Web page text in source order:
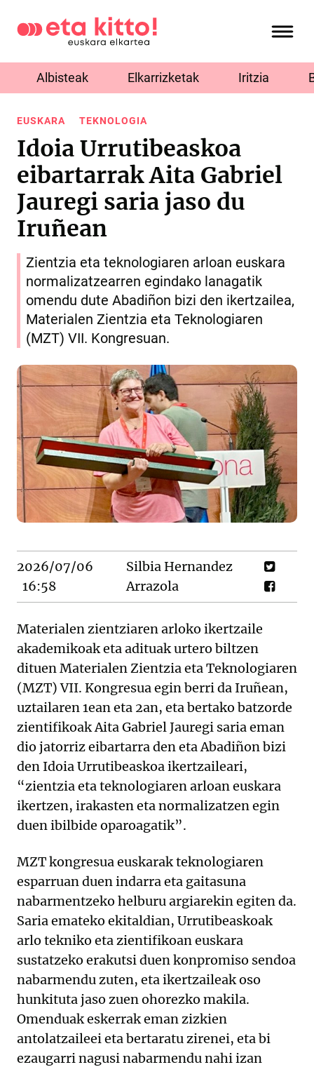
Albisteak Elkarrizketak Iritzia
EUSKARA TEKNOLOGIA
Idoia Urrutibeaskoa
eibartarrak Aita Gabriel
Jauregi saria jaso du
Iruñean
Zientzia eta teknologiaren arloan euskara
normalizatzearren egindako lanagatik
omendu dute Abadiñon bizi den ikertzailea,
Materialen Zientzia eta Teknologiaren
(MZT) VII. Kongresuan.
2026/07/06
16:58
Silbia Hernandez
Arrazola
Materialen zientziaren arloko ikertzaile
akademikoak eta adituak urtero biltzen
dituen Materialen Zientzia eta Teknologiaren
(MZT) VII. Kongresua egin berri da Iruñean,
uztailaren 1ean eta 2an, eta bertako batzorde
zientifikoak Aita Gabriel Jauregi saria eman
dio jatorriz eibartarra den eta Abadiñon bizi
den Idoia Urrutibeaskoa ikertzaileari,
“zientzia eta teknologiaren arloan euskara
ikertzen, irakasten eta normalizatzen egin
duen ibilbide oparoagatik”.
MZT kongresua euskarak teknologiaren
esparruan duen indarra eta gaitasuna
nabarmentzeko helburu argiarekin egiten da.
Saria emateko ekitaldian, Urrutibeaskoak
arlo tekniko eta zientifikoan euskara
sustatzeko erakutsi duen konpromiso sendoa
nabarmendu zuten, eta ikertzaileak oso
hunkituta jaso zuen ohorezko makila.
Omenduak eskerrak eman zizkien
antolatzaileei eta bertaratu zirenei, eta bi
ezaugarri nagusi nabarmendu nahi izan